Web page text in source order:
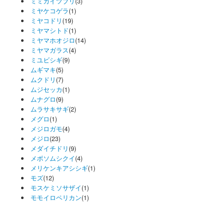
ミヤケコゲラ(1)
ミヤコドリ (19)
ミヤマシトド(1)
ミヤマホオジロ(14)
ミヤマガラス(4)
ミユビシギ(9)
ムギマキ(5)
ムクドリ (7)
ムジセッカ(1)
ムナグロ(9)
ムラサキサギ(2)
メグロ(1)
メジロガモ(4)
メジロ(23)
メダイチドリ (9)
メボソムシクイ(4)
メリケンキアシシギ(1)
モズ(12)
モスケミソサザイ(1)
モモイロペリカン(1)